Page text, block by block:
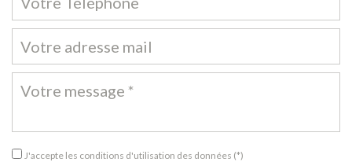
J'accepte les conditions d'utilisation des données (*)